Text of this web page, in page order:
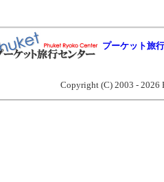
プーケット旅
Copyright (C) 2003 - 2026